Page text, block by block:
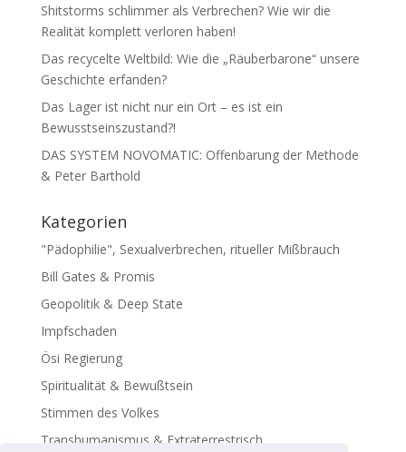
Shitstorms schlimmer als Verbrechen? Wie wir die
Realität komplett verloren haben!
Das recycelte Weltbild: Wie die „Räuberbarone“ unsere
Geschichte erfanden?
Das Lager ist nicht nur ein Ort – es ist ein
Bewusstseinszustand?!
DAS SYSTEM NOVOMATIC: Offenbarung der Methode
& Peter Barthold
Kategorien
"Pädophilie", Sexualverbrechen, ritueller Mißbrauch
Bill Gates & Promis
Geopolitik & Deep State
Impfschaden
Ösi Regierung
Spiritualität & Bewußtsein
Stimmen des Volkes
Transhumanismus & Extraterrestrisch